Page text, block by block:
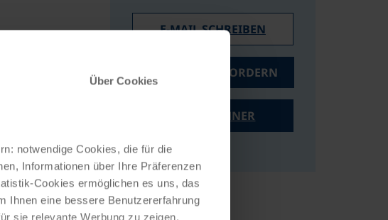
Über Cookies
notwendige Cookies, die für die
Informationen über Ihre Präferenzen
Cookies ermöglichen es uns, das
Ihnen eine bessere Benutzererfahrung
sie relevante Werbung zu zeigen,
E-MAIL SCHREIBEN
ANGEBOT ANFORDERN
PREISRECHNER